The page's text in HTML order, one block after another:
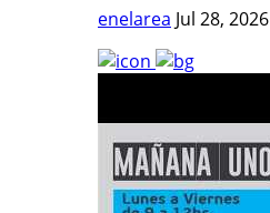
enelarea Jul 28, 2026